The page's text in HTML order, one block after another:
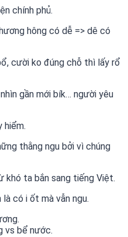
chính phủ.
hông có dễ => dê có
cười ko đúng chỗ thì lấy rổ
gần mới bík… người yêu
hiểm.
thằng ngu bởi vì chúng
khó ta bắn sang tiếng Việt.
có i ốt mà vẫn ngu.
vs bể nước.